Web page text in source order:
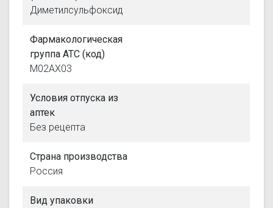
Диметилсульфоксид
Фармакологическая
группа АТС (код)
M02AX03
Условия отпуска из
аптек
Без рецепта
Страна производства
Россия
Вид упаковки